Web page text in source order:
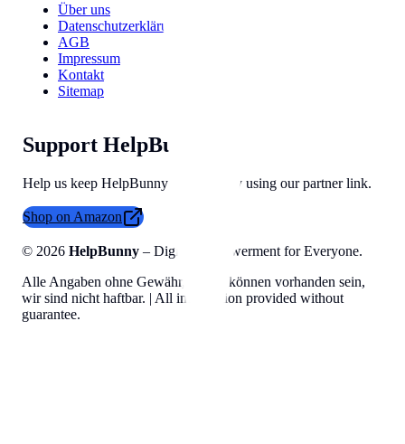
Über uns
Datenschutzerklärung
AGB
Impressum
Kontakt
Sitemap
Support HelpBunny
Help us keep HelpBunny tools free by using our partner link.
Shop on Amazon
© 2026 HelpBunny – Digital Empowerment for Everyone.
Alle Angaben ohne Gewähr, Fehler können vorhanden sein,
wir sind nicht haftbar. | All information provided without
guarantee.